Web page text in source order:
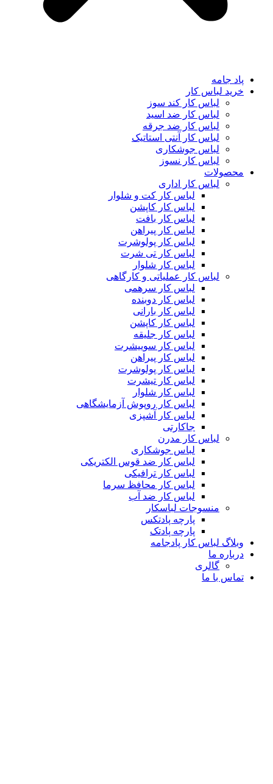
پاد جامه
خرید لباس کار
لباس کار کند سوز
لباس کار ضد اسید
لباس کار ضد جرقه
لباس کار آنتی استاتیک
لباس جوشکاری
لباس کار نسوز
محصولات
لباس کار اداری
لباس کار کت و شلوار
لباس کار کاپشن
لباس کار بافت
لباس کار پیراهن
لباس کار پولوشرت
لباس کار تی شرت
لباس کار شلوار
لباس کار عملیاتی و کارگاهی
لباس کار سرهمی
لباس کار دوبنده
لباس کار بارانی
لباس کار کاپشن
لباس کار جلیقه
لباس کار سوییشرت
لباس کار پیراهن
لباس کار پولوشرت
لباس کار تیشرت
لباس کار شلوار
لباس کار روپوش آزمایشگاهی
لباس کار آشپزی
جاکارتی
لباس کار مدرن
لباس جوشکاری
لباس کار ضد قوس الکتریکی
لباس کار ترافیکی
لباس کار محافظ سرما
لباس کار ضد آب
منسوجات لباسکار
پارچه پادتکس
پارچه پادتک
وبلاگ لباس کار پادجامه
درباره ما
گالری
تماس با ما